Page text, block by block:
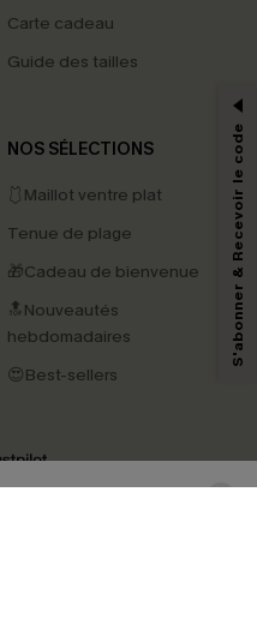
Carte cadeau
Guide des tailles
NOS SÉLECTIONS
🩱Maillot ventre plat
Tenue de plage
🎁Cadeau de bienvenue
🔝Nouveautés
hebdomadaires
😍Best-sellers
4.4
DE -15%
par l'IA) de Cupshe et
sur notre site ainsi que des
votre engagement, de
et de vous recommander des
conformément à notre
Politique de
à tout moment.
S'abonner & Recevoir le code